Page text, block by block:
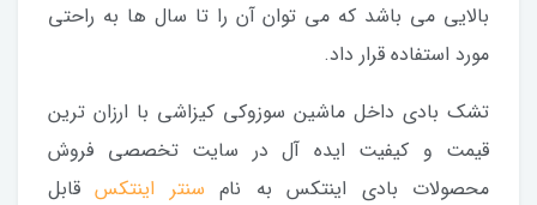
بالایی می باشد که می توان آن را تا سال ها به راحتی
مورد استفاده قرار داد.
تشک بادی داخل ماشین سوزوکی کیزاشی با ارزان ترین
قیمت و کیفیت ایده آل در سایت تخصصی فروش
محصولات بادی اینتکس به نام سنتر اینتکسقابل